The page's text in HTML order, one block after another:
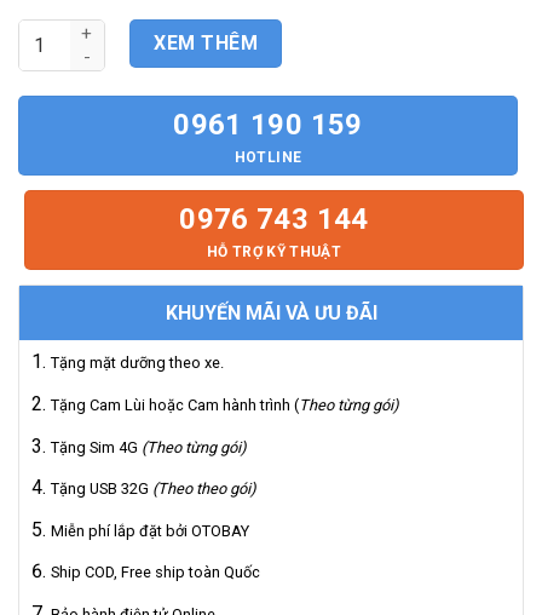
Hệ Thống Màn Hình Android & Camera 360 Cho Xe Brio 2019-
XEM THÊM
0961 190 159
HOTLINE
0976 743 144
HỖ TRỢ KỸ THUẬT
KHUYẾN MÃI VÀ ƯU ĐÃI
Tặng mặt dưỡng theo xe.
Tặng Cam Lùi hoặc Cam hành trình (Theo từng gói)
Tặng Sim 4G (Theo từng gói)
Tặng USB 32G (Theo theo gói)
Miễn phí lắp đặt bởi OTOBAY
Ship COD, Free ship toàn Quốc